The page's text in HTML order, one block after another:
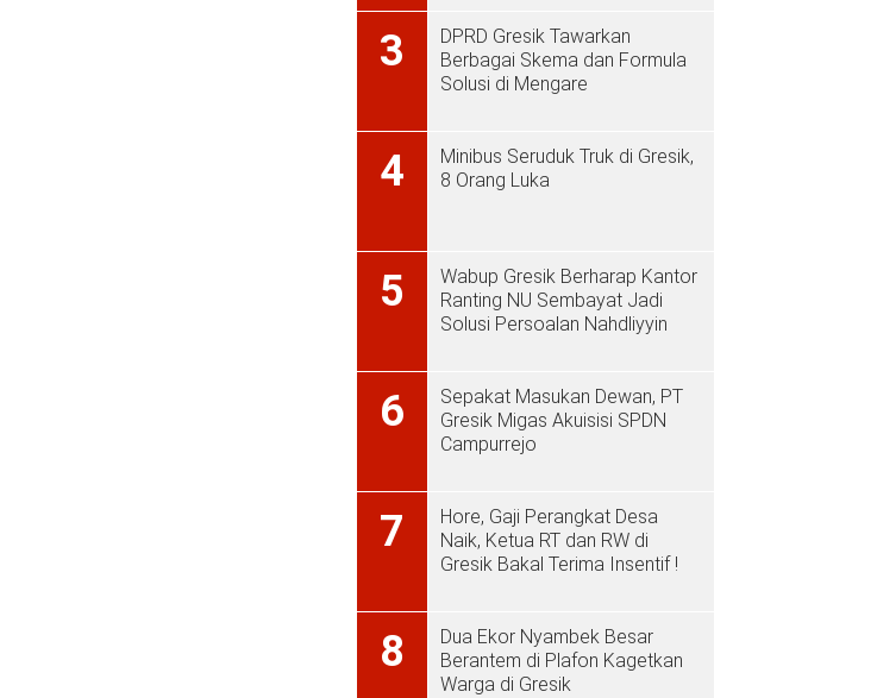
3
DPRD Gresik Tawarkan
Berbagai Skema dan Formula
Solusi di Mengare
4
Minibus Seruduk Truk di Gresik,
8 Orang Luka
5
Wabup Gresik Berharap Kantor
Ranting NU Sembayat Jadi
Solusi Persoalan Nahdliyyin
6
Sepakat Masukan Dewan, PT
Gresik Migas Akuisisi SPDN
Campurrejo
7
Hore, Gaji Perangkat Desa
Naik, Ketua RT dan RW di
Gresik Bakal Terima Insentif !
8
Dua Ekor Nyambek Besar
Berantem di Plafon Kagetkan
Warga di Gresik